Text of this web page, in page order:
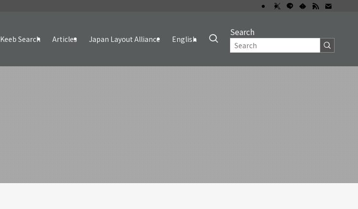
Keeb Search Articles Japan Layout Alliance English
Search